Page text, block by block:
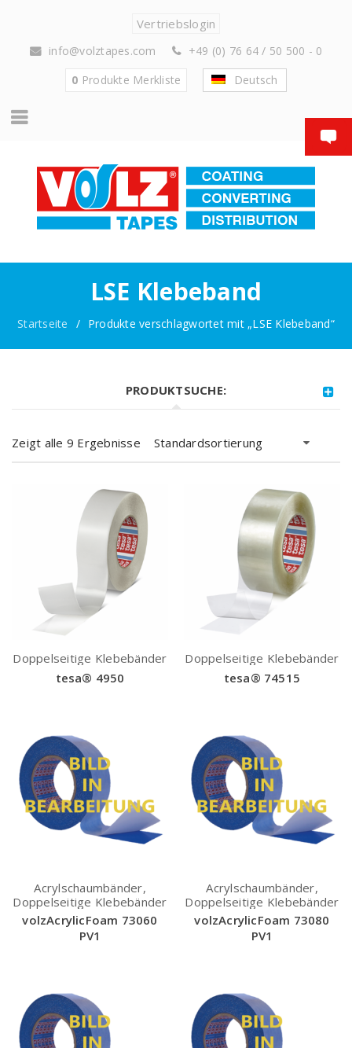
Vertriebslogin
info@volztapes.com
+49 (0) 76 64 / 50 500 - 0
0 Produkte Merkliste Deutsch
LSE Klebeband
Startseite / Produkte verschlagwortet mit „LSE Klebeband“
PRODUKTSUCHE:
Zeigt alle 9 Ergebnisse Standardsortierung
Doppelseitige Klebebänder
tesa® 4950
Doppelseitige Klebebänder
tesa® 74515
Acrylschaumbänder,
Doppelseitige Klebebänder
volzAcrylicFoam 73060
PV1
Acrylschaumbänder,
Doppelseitige Klebebänder
volzAcrylicFoam 73080
PV1